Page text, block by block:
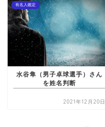
有名人鑑定
水谷隼（男子卓球選手）さん
を姓名判断
2021年12月20日